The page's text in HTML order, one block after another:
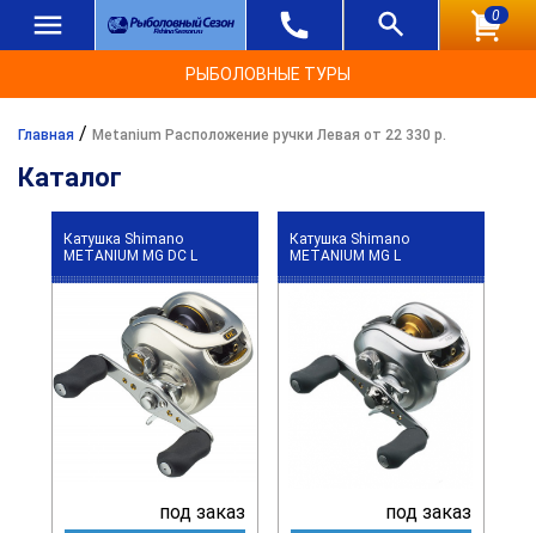
0
РЫБОЛОВНЫЕ ТУРЫ
Главная / Metanium Расположение ручки Левая от 22 330 р.
Каталог
Катушка Shimano
METANIUM MG DC L
под заказ
Катушка Shimano
METANIUM MG L
под заказ